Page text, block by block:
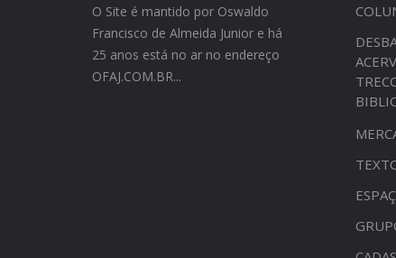
O Site é mantido por Oswaldo
Francisco de Almeida Junior e há
25 anos está no ar no endereço
OFAJ.COM.BR...